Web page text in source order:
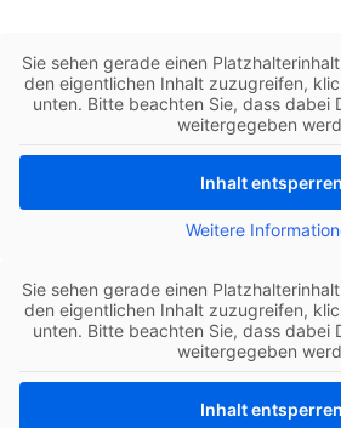
Sie sehen gerade einen
den eigent­li­chen Inhalt zuzu­grei­fen,
unten. Bitte beach­ten Sie, dass dabei
wei­ter­ge­ge­ben
Inhalt ent­sper­ren
Wei­te­re
Sie sehen gerade einen
den eigent­li­chen Inhalt zuzu­grei­fen,
unten. Bitte beach­ten Sie, dass dabei
wei­ter­ge­ge­ben
Inhalt ent­sper­ren